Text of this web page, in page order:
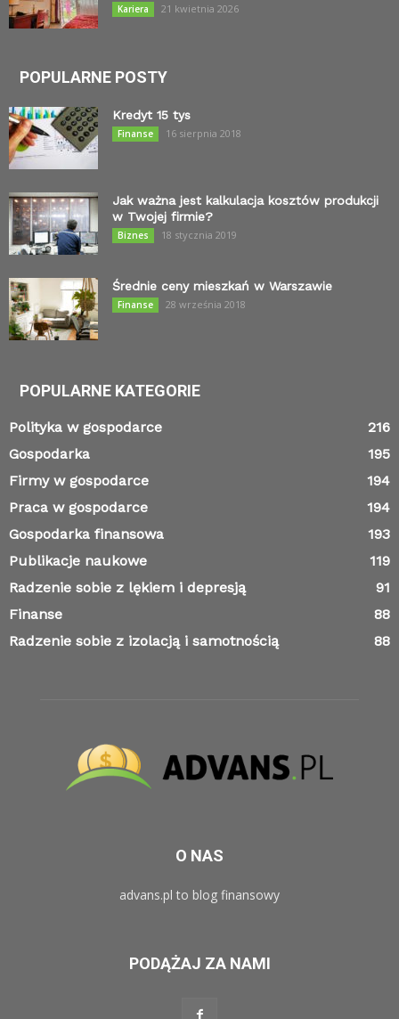
Kariera 21 kwietnia 2026
POPULARNE POSTY
Kredyt 15 tys
Finanse 16 sierpnia 2018
Jak ważna jest kalkulacja kosztów produkcji
w Twojej firmie?
Biznes 18 stycznia 2019
Średnie ceny mieszkań w Warszawie
Finanse 28 września 2018
POPULARNE KATEGORIE
Polityka w gospodarce
216
Gospodarka
195
Firmy w gospodarce
194
Praca w gospodarce
194
Gospodarka finansowa
193
Publikacje naukowe
119
Radzenie sobie z lękiem i depresją
91
Finanse
88
Radzenie sobie z izolacją i samotnością
88
O NAS
advans.pl to blog finansowy
PODĄŻAJ ZA NAMI